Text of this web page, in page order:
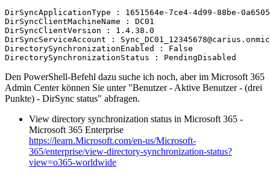
DirSyncApplicationType : 1651564e-7ce4-4d99-88be-
DirSyncClientMachineName : DC01
DirSyncClientVersion : 1.4.38.0
DirSyncServiceAccount :
DirectorySynchronizationEnabled : False
DirectorySynchronizationStatus : PendingDisabled
Den PowerShell-Befehl dazu suche ich noch, aber im Microsoft 365
Admin Center können Sie unter "Benutzer - Aktive Benutzer - (drei
Punkte) - DirSync status" abfragen.
View directory synchronization status in Microsoft 365 -
Microsoft 365 Enterprise
https://learn.Microsoft.com/en-us/Microsoft-
365/enterprise/view-directory-synchronization-status?
view=o365-worldwide